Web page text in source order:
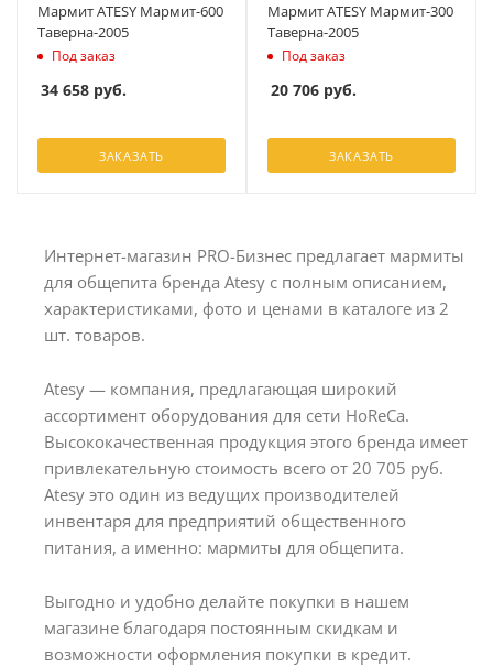
Мармит ATESY Мармит-600
Таверна-2005
Под заказ
34 658 руб.
ЗАКАЗАТЬ
Мармит ATESY Мармит-300
Таверна-2005
Под заказ
20 706 руб.
ЗАКАЗАТЬ
Интернет-магазин PRO-Бизнес предлагает мармиты
для общепита бренда Atesy с полным описанием,
характеристиками, фото и ценами в каталоге из 2
шт. товаров.
Atesy — компания, предлагающая широкий
ассортимент оборудования для сети HoReCa.
Высококачественная продукция этого бренда имеет
привлекательную стоимость всего от 20 705 руб.
Atesy это один из ведущих производителей
инвентаря для предприятий общественного
питания, а именно: мармиты для общепита.
Выгодно и удобно делайте покупки в нашем
магазине благодаря постоянным скидкам и
возможности оформления покупки в кредит.